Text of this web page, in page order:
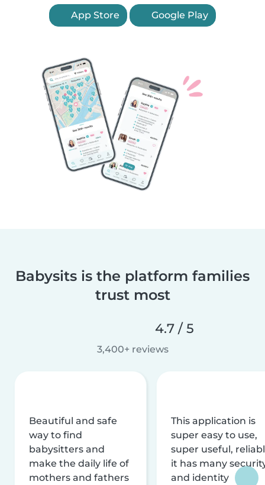
App Store Google Play
Babysits is the platform families
trust most
4.7 / 5
3,400+ reviews
Beautiful and safe
way to find
babysitters and
make the daily life of
mothers and fathers
This application is
super easy to use,
super useful,
it has many
and identity